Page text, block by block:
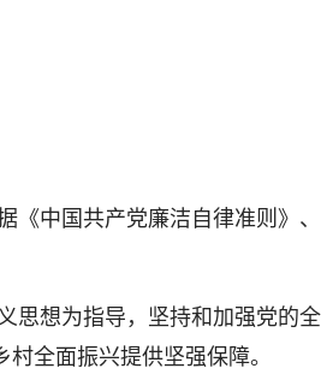
中国共产党廉洁自律准则》
想为指导，坚持和加强党的
全面振兴提供坚强保障。